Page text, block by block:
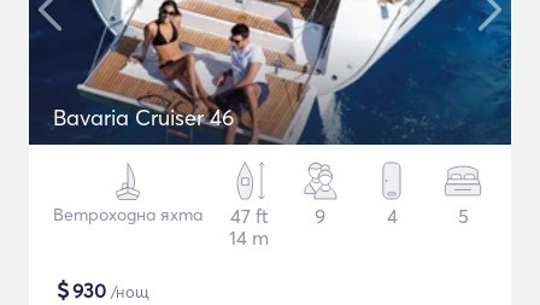
Bavaria Cruiser 46
Ветроходна яхта
47 ft
14 m
9 4 5
$930 /нощ